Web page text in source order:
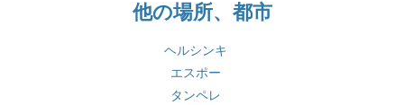
他の場所、都市
ヘルシンキ
エスポー
タンペレ